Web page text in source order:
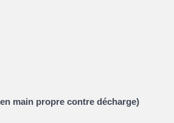
main propre contre décharge)